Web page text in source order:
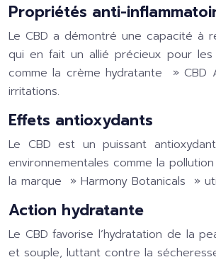
Propriétés anti-
Le CBD a démontré une capacité à
qui en fait un allié précieux pour
comme la crème hydratante »CBD
irritations.
Effets antioxydants
Le CBD est un puissant
environnementales comme la
la marque » Harmony Botanicals »
Action hydratante
Le CBD favorise l’hydratation de la
et souple, luttant contre la